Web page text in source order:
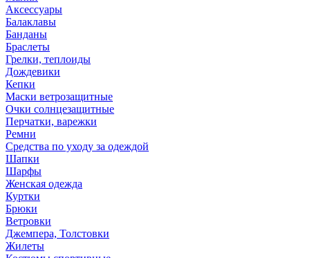
Аксессуары
Балаклавы
Банданы
Браслеты
Грелки, теплоиды
Дождевики
Кепки
Маски ветрозащитные
Очки солнцезащитные
Перчатки, варежки
Ремни
Средства по уходу за одеждой
Шапки
Шарфы
Женская одежда
Куртки
Брюки
Ветровки
Джемпера, Толстовки
Жилеты